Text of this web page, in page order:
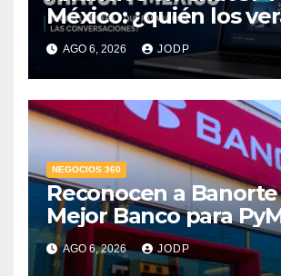
México: ¿quién los
pasará con las
conversaciones?
AGO 6, 2026 JODP
NEGOCIOS 360
Reconocen a
Mejor Banco para
supera 14% del
crediticio
AGO 6, 2026 JODP